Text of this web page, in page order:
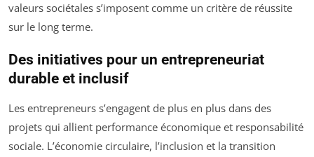
valeurs sociétales s’imposent comme un critère de réussite
sur le long terme.
Des initiatives pour un entrepreneuriat
durable et inclusif
Les entrepreneurs s’engagent de plus en plus dans des
projets qui allient performance économique et responsabilité
sociale. L’économie circulaire, l’inclusion et la transition